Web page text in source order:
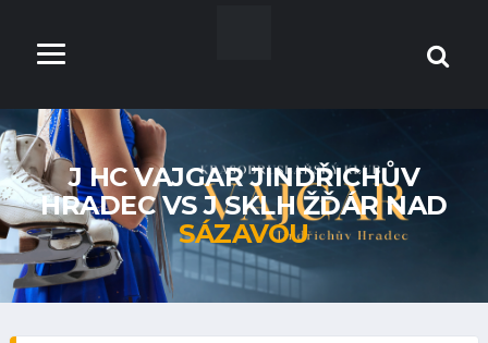
J HC VAJGAR JINDŘICHŮV
HRADEC VS J SKLH ŽĎÁR NAD
SÁZAVOU